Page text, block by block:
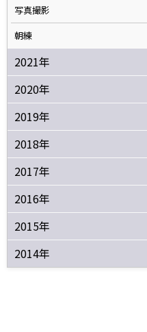
写真撮影
朝練
2021年
2020年
2019年
2018年
2017年
2016年
2015年
2014年